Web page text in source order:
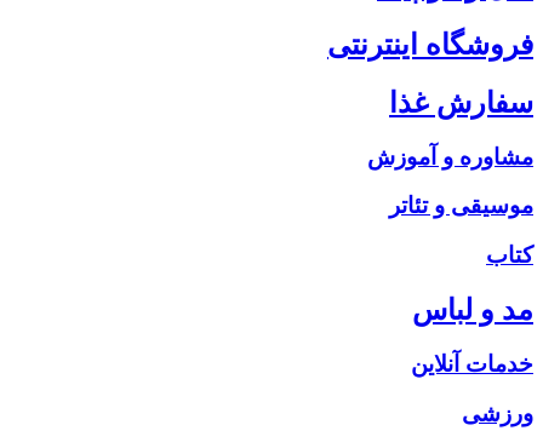
فروشگاه اینترنتی
سفارش غذا
مشاوره و آموزش
موسیقی و تئاتر
کتاب
مد و لباس
خدمات آنلاین
ورزشی